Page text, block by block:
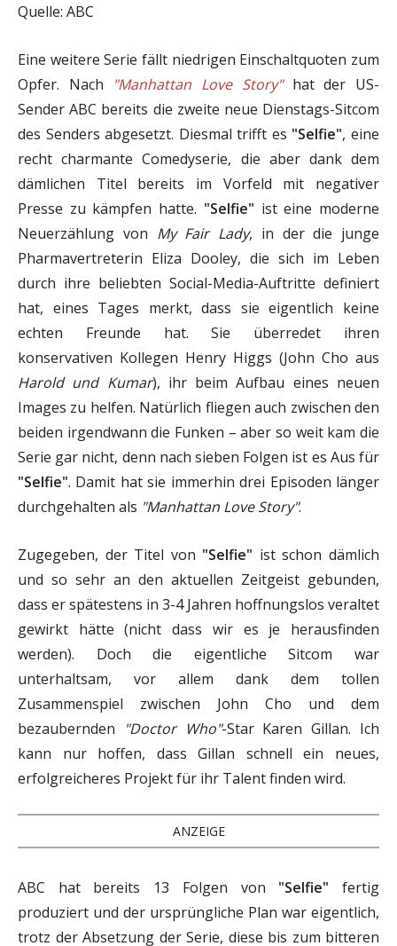
Quelle: ABC
Eine weitere Serie fällt niedrigen Einschaltquoten zum
Opfer. Nach
"Manhattan Love Story"hat der US-
Sender ABC bereits die zweite neue Dienstags-Sitcom
des Senders abgesetzt. Diesmal trifft es "Selfie", eine
recht charmante Comedyserie, die aber dank dem
dämlichen Titel bereits im Vorfeld mit negativer
Presse zu kämpfen hatte. "Selfie" ist eine moderne
Neuerzählung von My Fair Lady, in der die junge
Pharmavertreterin Eliza Dooley, die sich im Leben
durch ihre beliebten Social-Media-Auftritte definiert
hat, eines Tages merkt, dass sie eigentlich keine
echten Freunde hat. Sie überredet ihren
konservativen Kollegen Henry Higgs (John Cho aus
Harold und Kumar), ihr beim Aufbau eines neuen
Images zu helfen. Natürlich fliegen auch zwischen den
beiden irgendwann die Funken – aber so weit kam die
Serie gar nicht, denn nach sieben Folgen ist es Aus für
"Selfie". Damit hat sie immerhin drei Episoden länger
durchgehalten als "Manhattan Love Story".
Zugegeben, der Titel von "Selfie" ist schon dämlich
und so sehr an den aktuellen Zeitgeist gebunden,
dass er spätestens in 3-4 Jahren hoffnungslos veraltet
gewirkt hätte (nicht dass wir es je herausfinden
werden). Doch die eigentliche Sitcom war
unterhaltsam, vor allem dank dem tollen
Zusammenspiel zwischen John Cho und dem
bezaubernden
"Doctor Who"-Star Karen Gillan. Ich
kann nur hoffen, dass Gillan schnell ein neues,
erfolgreicheres Projekt für ihr Talent finden wird.
ANZEIGE
ABC hat bereits 13 Folgen von "Selfie" fertig
produziert und der ursprüngliche Plan war eigentlich,
trotz der Absetzung der Serie, diese bis zum bitteren